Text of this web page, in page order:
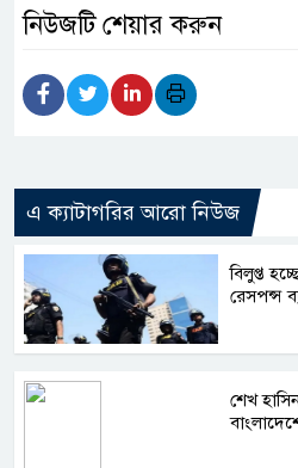
নিউজটি শেয়ার করুন
এ ক্যাটাগরির আরো নিউজ
বিলুপ্ত
রেসপন্স
শেখ